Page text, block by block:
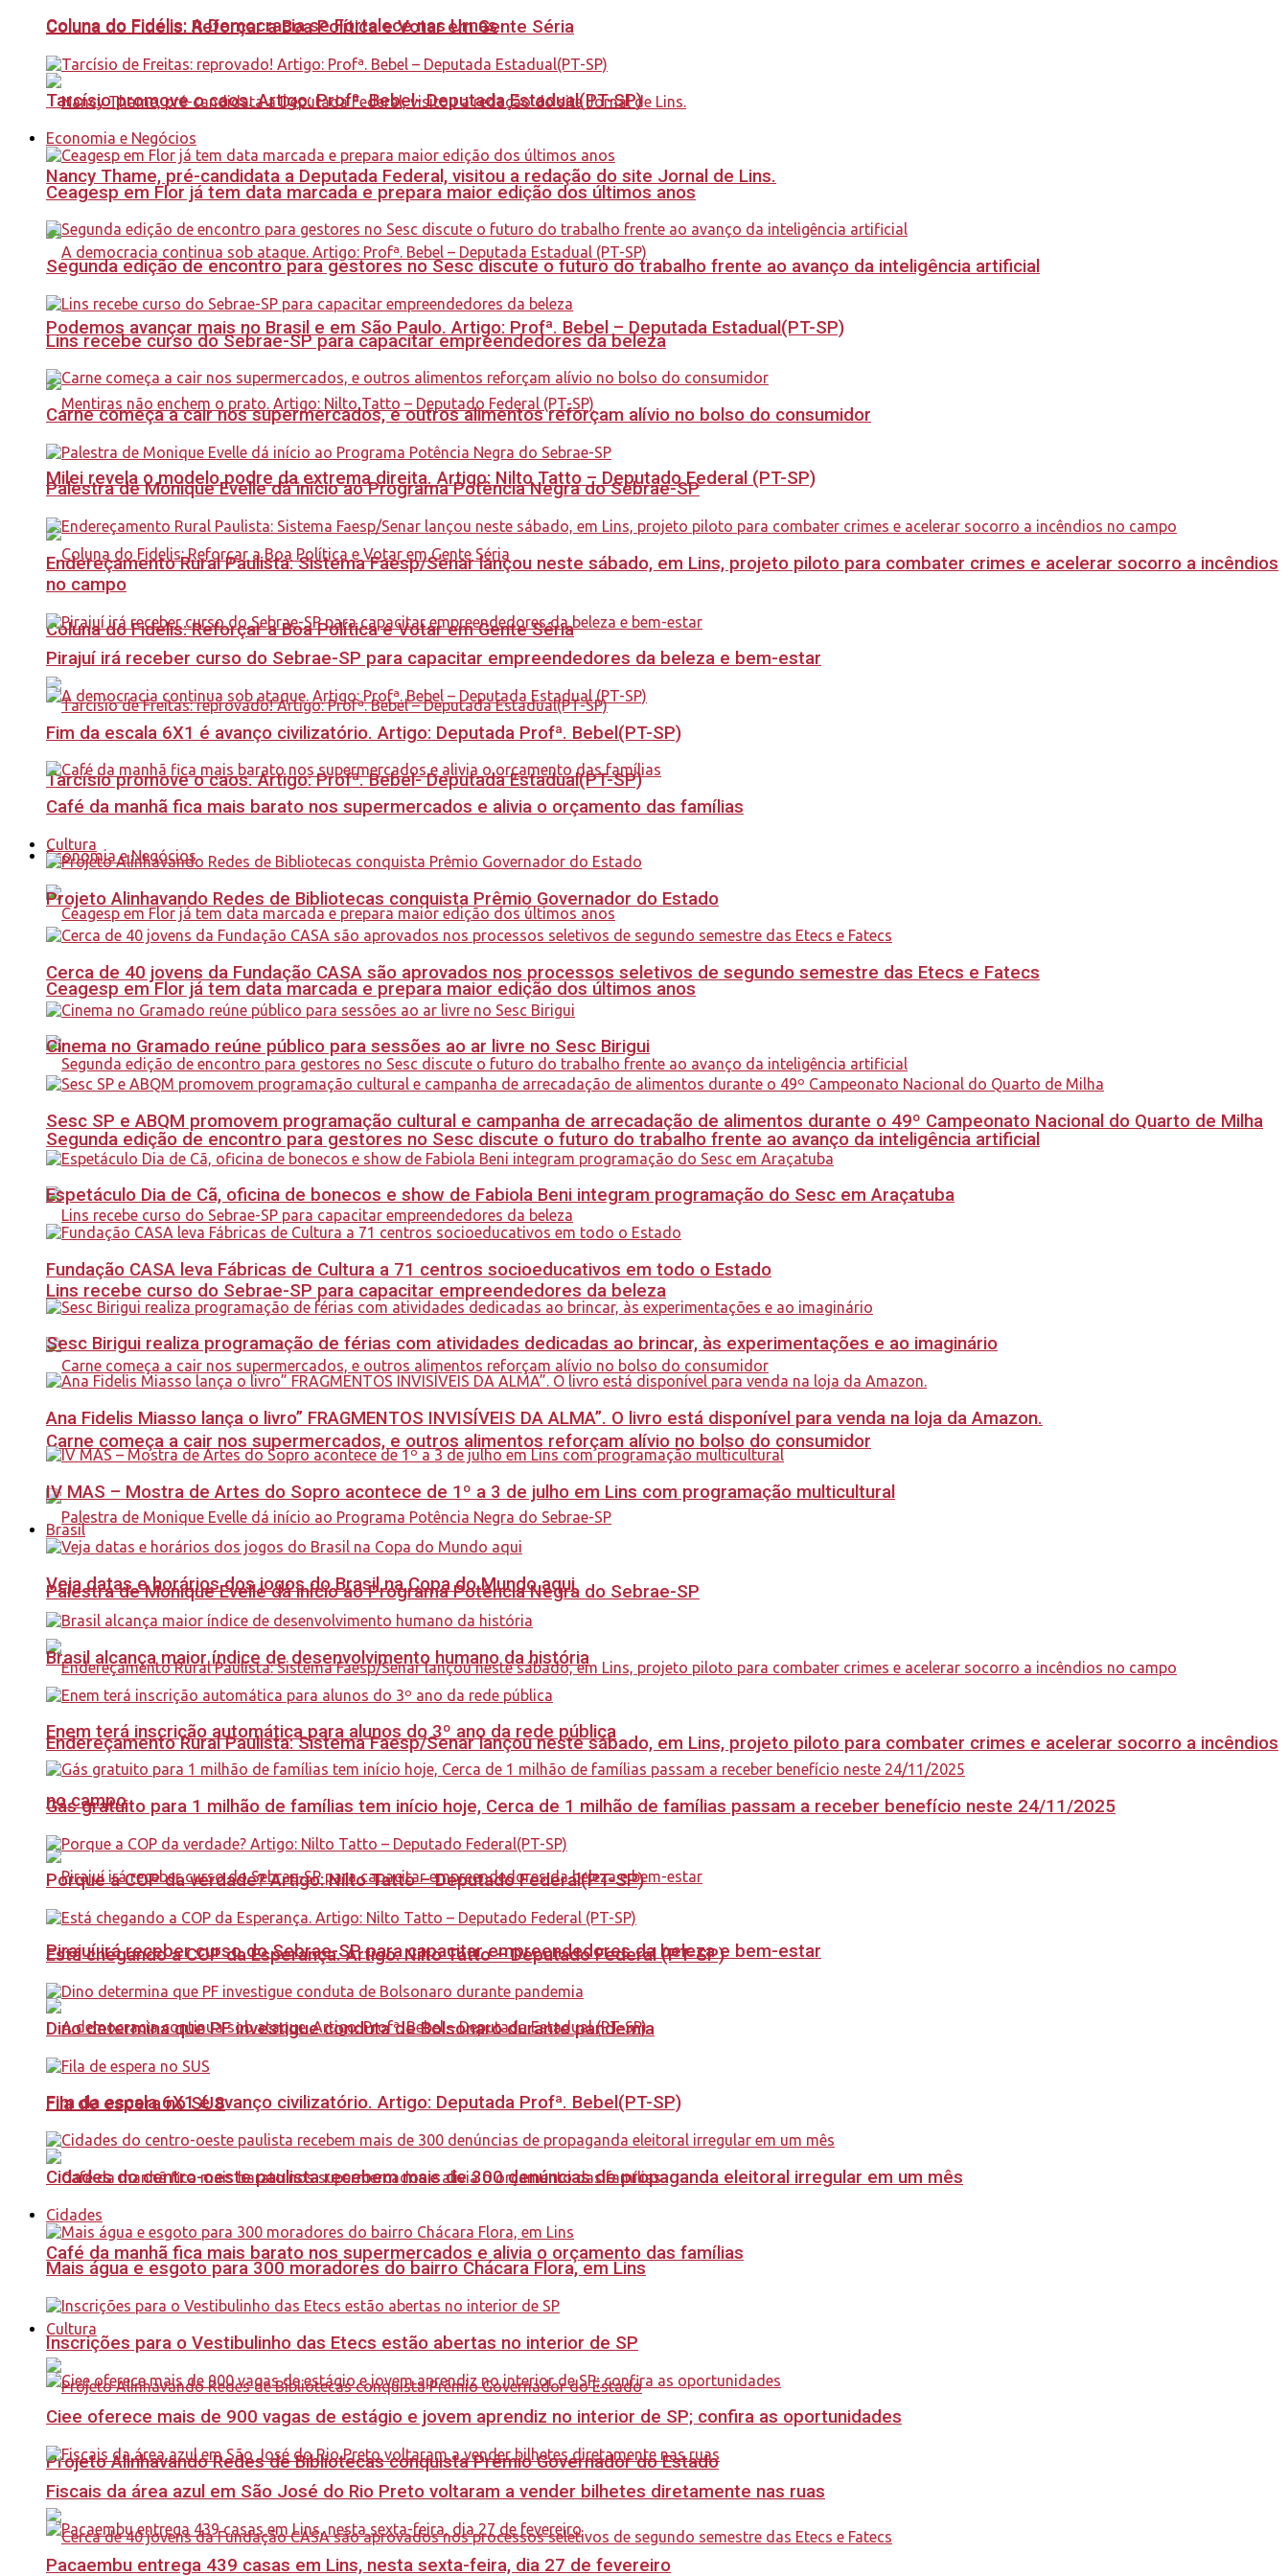
Coluna do Fidélis: A Democracia se Fortalece nas Urnas
Nancy Thame, pré-candidata a Deputada Federal, visitou a redação do site Jornal de Lins.
Podemos avançar mais no Brasil e em São Paulo. Artigo: Profª. Bebel – Deputada Estadual(PT-SP)
Milei revela o modelo podre da extrema direita. Artigo: Nilto Tatto – Deputado Federal (PT-SP)
Coluna do Fidelis: Reforçar a Boa Política e Votar em Gente Séria
Tarcísio promove o caos. Artigo: Profª. Bebel- Deputada Estadual(PT-SP)
Economia e Negócios
Ceagesp em Flor já tem data marcada e prepara maior edição dos últimos anos
Segunda edição de encontro para gestores no Sesc discute o futuro do trabalho frente ao avanço da inteligência artificial
Lins recebe curso do Sebrae-SP para capacitar empreendedores da beleza
Carne começa a cair nos supermercados, e outros alimentos reforçam alívio no bolso do consumidor
Palestra de Monique Evelle dá início ao Programa Potência Negra do Sebrae-SP
Endereçamento Rural Paulista: Sistema Faesp/Senar lançou neste sábado, em Lins, projeto piloto para combater crimes e acelerar socorro a incêndios
no campo
Pirajuí irá receber curso do Sebrae-SP para capacitar empreendedores da beleza e bem-estar
Fim da escala 6X1 é avanço civilizatório. Artigo: Deputada Profª. Bebel(PT-SP)
Café da manhã fica mais barato nos supermercados e alivia o orçamento das famílias
Cultura
Projeto Alinhavando Redes de Bibliotecas conquista Prêmio Governador do Estado
Coluna do Fidelis: Reforçar a Boa Política e Votar em Gente Séria
Tarcísio promove o caos. Artigo: Profª. Bebel- Deputada Estadual(PT-SP)
Economia e Negócios
Ceagesp em Flor já tem data marcada e prepara maior edição dos últimos anos
Segunda edição de encontro para gestores no Sesc discute o futuro do trabalho frente ao avanço da inteligência artificial
Lins recebe curso do Sebrae-SP para capacitar empreendedores da beleza
Carne começa a cair nos supermercados, e outros alimentos reforçam alívio no bolso do consumidor
Palestra de Monique Evelle dá início ao Programa Potência Negra do Sebrae-SP
Endereçamento Rural Paulista: Sistema Faesp/Senar lançou neste sábado, em Lins, projeto piloto para combater crimes e acelerar socorro a incêndios
no campo
Pirajuí irá receber curso do Sebrae-SP para capacitar empreendedores da beleza e bem-estar
Fim da escala 6X1 é avanço civilizatório. Artigo: Deputada Profª. Bebel(PT-SP)
Café da manhã fica mais barato nos supermercados e alivia o orçamento das famílias
Cultura
Projeto Alinhavando Redes de Bibliotecas conquista Prêmio Governador do Estado
Cerca de 40 jovens da Fundação CASA são aprovados nos processos seletivos de segundo semestre das Etecs e Fatecs
Cinema no Gramado reúne público para sessões ao ar livre no Sesc Birigui
Sesc SP e ABQM promovem programação cultural e campanha de arrecadação de alimentos durante o 49º Campeonato Nacional do Quarto de Milha
Espetáculo Dia de Cã, oficina de bonecos e show de Fabiola Beni integram programação do Sesc em Araçatuba
Fundação CASA leva Fábricas de Cultura a 71 centros socioeducativos em todo o Estado
Sesc Birigui realiza programação de férias com atividades dedicadas ao brincar, às experimentações e ao imaginário
Ana Fidelis Miasso lança o livro” FRAGMENTOS INVISÍVEIS DA ALMA”. O livro está disponível para venda na loja da Amazon.
IV MAS – Mostra de Artes do Sopro acontece de 1º a 3 de julho em Lins com programação multicultural
Brasil
Veja datas e horários dos jogos do Brasil na Copa do Mundo aqui
Brasil alcança maior índice de desenvolvimento humano da história
Enem terá inscrição automática para alunos do 3º ano da rede pública
Gás gratuito para 1 milhão de famílias tem início hoje, Cerca de 1 milhão de famílias passam a receber benefício neste 24/11/2025
Porque a COP da verdade? Artigo: Nilto Tatto – Deputado Federal(PT-SP)
Está chegando a COP da Esperança. Artigo: Nilto Tatto – Deputado Federal (PT-SP)
Dino determina que PF investigue conduta de Bolsonaro durante pandemia
Fila de espera no SUS
Cidades do centro-oeste paulista recebem mais de 300 denúncias de propaganda eleitoral irregular em um mês
Cidades
Mais água e esgoto para 300 moradores do bairro Chácara Flora, em Lins
Inscrições para o Vestibulinho das Etecs estão abertas no interior de SP
Ciee oferece mais de 900 vagas de estágio e jovem aprendiz no interior de SP; confira as oportunidades
Fiscais da área azul em São José do Rio Preto voltaram a vender bilhetes diretamente nas ruas
Pacaembu entrega 439 casas em Lins, nesta sexta-feira, dia 27 de fevereiro